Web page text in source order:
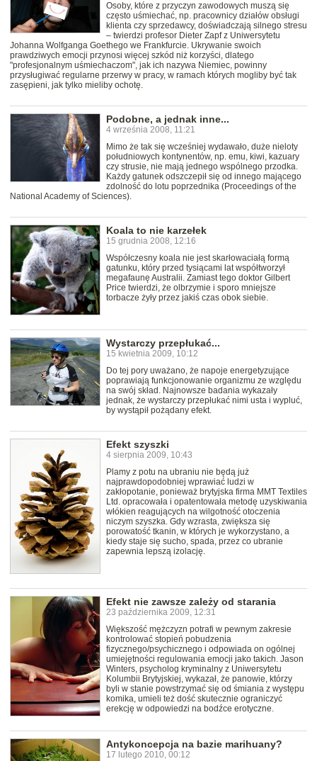
Osoby, które z przyczyn zawodowych muszą się
często uśmiechać, np. pracownicy działów obsługi
klienta czy sprzedawcy, doświadczają silnego stresu
– twierdzi profesor Dieter Zapf z Uniwersytetu
Johanna Wolfganga Goethego we Frankfurcie. Ukrywanie swoich
prawdziwych emocji przynosi więcej szkód niż korzyści, dlatego
"profesjonalnym uśmiechaczom", jak ich nazywa Niemiec, powinny
przysługiwać regularne przerwy w pracy, w ramach których mogliby być tak
zasępieni, jak tylko mieliby ochotę.
Podobne, a jednak inne...
4 września 2008, 11:21
Mimo że tak się wcześniej wydawało, duże nieloty
południowych kontynentów, np. emu, kiwi, kazuary
czy strusie, nie mają jednego wspólnego przodka.
Każdy gatunek odszczepił się od innego mającego
zdolność do lotu poprzednika (Proceedings of the
National Academy of Sciences).
Koala to nie karzełek
15 grudnia 2008, 12:16
Współczesny koala nie jest skarłowaciałą formą
gatunku, który przed tysiącami lat współtworzył
megafaunę Australii. Zamiast tego doktor Gilbert
Price twierdzi, że olbrzymie i sporo mniejsze
torbacze żyły przez jakiś czas obok siebie.
Wystarczy przepłukać...
15 kwietnia 2009, 10:12
Do tej pory uważano, że napoje energetyzujące
poprawiają funkcjonowanie organizmu ze względu
na swój skład. Najnowsze badania wykazały
jednak, że wystarczy przepłukać nimi usta i wypluć,
by wystąpił pożądany efekt.
Efekt szyszki
4 sierpnia 2009, 10:43
Plamy z potu na ubraniu nie będą już
najprawdopodobniej wprawiać ludzi w
zakłopotanie, ponieważ brytyjska firma MMT Textiles
Ltd. opracowała i opatentowała metodę uzyskiwania
włókien reagujących na wilgotność otoczenia
niczym szyszka. Gdy wzrasta, zwiększa się
porowatość tkanin, w których je wykorzystano, a
kiedy staje się sucho, spada, przez co ubranie
zapewnia lepszą izolację.
Efekt nie zawsze zależy od starania
23 października 2009, 12:31
Większość mężczyzn potrafi w pewnym zakresie
kontrolować stopień pobudzenia
fizycznego/psychicznego i odpowiada on ogólnej
umiejętności regulowania emocji jako takich. Jason
Winters, psycholog kryminalny z Uniwersytetu
Kolumbii Brytyjskiej, wykazał, że panowie, którzy
byli w stanie powstrzymać się od śmiania z występu
komika, umieli też dość skutecznie ograniczyć
erekcję w odpowiedzi na bodźce erotyczne.
Antykoncepcja na bazie marihuany?
17 lutego 2010, 00:12